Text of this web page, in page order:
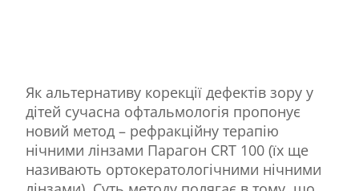
Як альтернативу корекції дефектів зору у
дітей сучасна офтальмологія пропонує
новий метод – рефракційну терапію
нічними лінзами Парагон CRT 100 (їх ще
називають ортокератологічними нічними